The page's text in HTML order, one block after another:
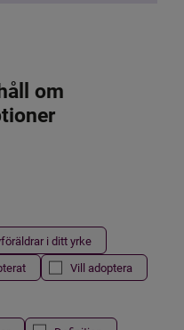
om
i ditt yrke
Vill adoptera